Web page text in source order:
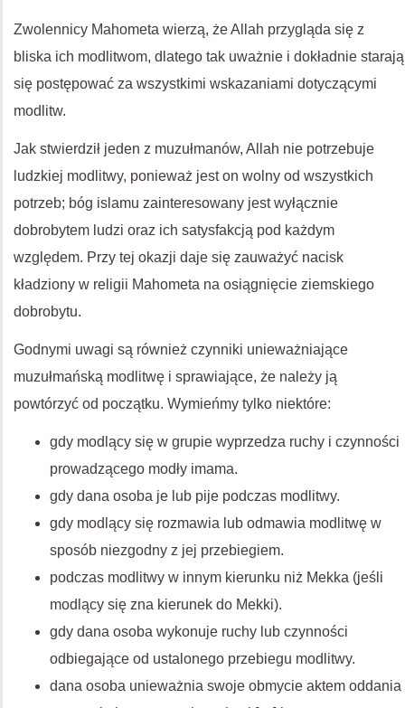
Zwolennicy Mahometa wierzą, że Allah przygląda się z
bliska ich modlitwom, dlatego tak uważnie i dokładnie starają
się postępować za wszystkimi wskazaniami dotyczącymi
modlitw.
Jak stwierdził jeden z muzułmanów, Allah nie potrzebuje
ludzkiej modlitwy, ponieważ jest on wolny od wszystkich
potrzeb; bóg islamu zainteresowany jest wyłącznie
dobrobytem ludzi oraz ich satysfakcją pod każdym
względem. Przy tej okazji daje się zauważyć nacisk
kładziony w religii Mahometa na osiągnięcie ziemskiego
dobrobytu.
Godnymi uwagi są również czynniki unieważniające
muzułmańską modlitwę i sprawiające, że należy ją
powtórzyć od początku. Wymieńmy tylko niektóre:
gdy modlący się w grupie wyprzedza ruchy i czynności
prowadzącego modły imama.
gdy dana osoba je lub pije podczas modlitwy.
gdy modlący się rozmawia lub odmawia modlitwę w
sposób niezgodny z jej przebiegiem.
podczas modlitwy w innym kierunku niż Mekka (jeśli
modlący się zna kierunek do Mekki).
gdy dana osoba wykonuje ruchy lub czynności
odbiegające od ustalonego przebiegu modlitwy.
dana osoba unieważnia swoje obmycie aktem oddania